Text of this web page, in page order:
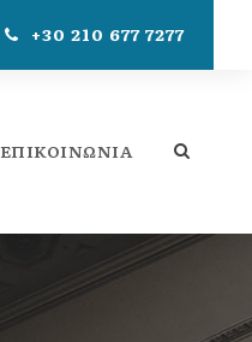
+30 210 677 7277
ΕΠΙΚΟΙΝΩΝΊΑ